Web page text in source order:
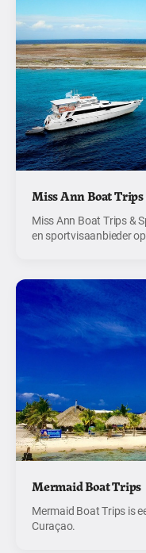
Miss Ann Boat
Miss Ann Boat Trips &
en sportvisaanbieder
Mermaid Boat Trips
Mermaid Boat Trips is
Curaçao.